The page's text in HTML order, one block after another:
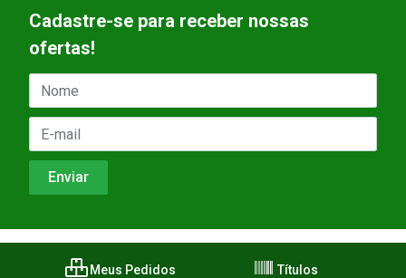
Cadastre-se para receber nossas
ofertas!
Meus Pedidos Títulos